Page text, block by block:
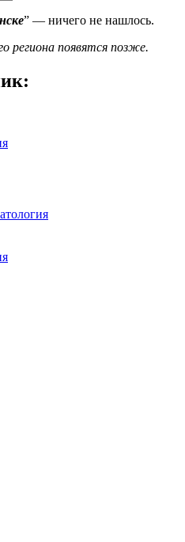
” — ничего не нашлось.
региона появятся позже.